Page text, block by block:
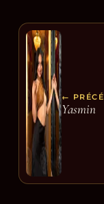
←
Yasmin